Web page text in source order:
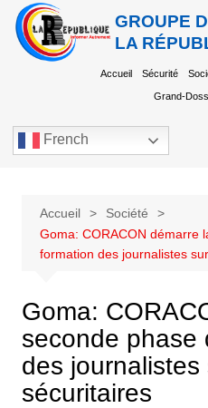
GROUPE
LA
Accueil Sécurité
Grand-
French
Accueil
Société
Goma: CORACON démarre
formation des journalistes
Goma:
seconde phase
des
sécuritaires